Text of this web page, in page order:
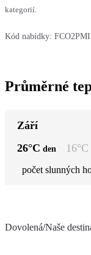
kategorií.
Kód nabídky: FCO2PMI
Průměrné
Září
26°C den 16°C
počet slunných
Dovolená/Naše